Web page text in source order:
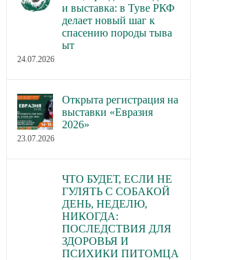
и выставка: в Туве РКФ
делает новый шаг к
спасению породы тыва
ыт
24.07.2026
Открыта регистрация на
выставки «Евразия
2026»
23.07.2026
ЧТО БУДЕТ, ЕСЛИ НЕ
ГУЛЯТЬ С СОБАКОЙ
ДЕНЬ, НЕДЕЛЮ,
НИКОГДА:
ПОСЛЕДСТВИЯ ДЛЯ
ЗДОРОВЬЯ И
ПСИХИКИ ПИТОМЦА